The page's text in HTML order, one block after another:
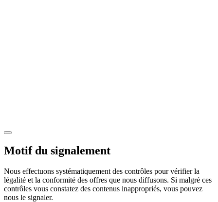
Motif du signalement
Nous effectuons systématiquement des contrôles pour vérifier la
légalité et la conformité des offres que nous diffusons. Si malgré ces
contrôles vous constatez des contenus inappropriés, vous pouvez
nous le signaler.